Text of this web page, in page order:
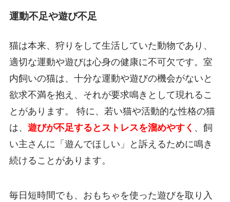
運動不足や遊び不足
猫は本来、狩りをして生活していた動物であり、
適切な運動や遊びは心身の健康に不可欠です。室
内飼いの猫は、十分な運動や遊びの機会がないと
欲求不満を抱え、それが要求鳴きとして現れるこ
とがあります。 特に、若い猫や活動的な性格の猫
は、 遊びが不足するとストレスを溜めやすく 、飼
い主さんに「遊んでほしい」と訴えるために鳴き
続けることがあります。
毎日短時間でも、おもちゃを使った遊びを取り入